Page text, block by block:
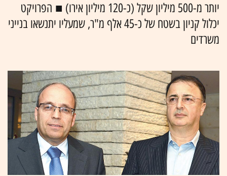
יותר מ-500 מיליון שקל (כ-120 מיליון אירו) ■ הפרויקט
יכלול קניון בשטח של כ-45 אלף מ"ר, שמעליו יתנשאו בנייני
משרדים